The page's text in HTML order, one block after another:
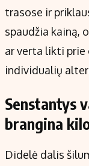
trasose ir
spaudžia kainą,
ar verta likti
individualių
Senstantys
brangina
Didelė dalis